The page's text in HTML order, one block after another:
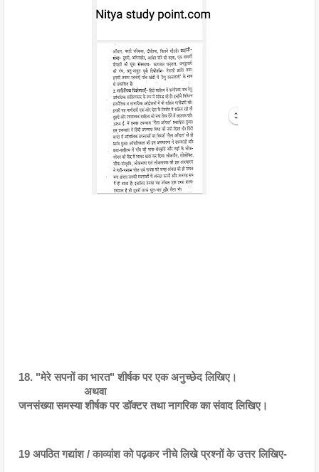
18. "मेरे सपनों का भारत" शीर्षक पर एक अनुच्छेद लिखिए।
अथवा
जनसंख्या समस्या शीर्षक पर डॉक्टर तथा नागरिक का संवाद लिखिए।
19 अपठित गद्यांश / काव्यांश को पढ़कर नीचे लिखे प्रश्नों के उत्तर लिखिए-